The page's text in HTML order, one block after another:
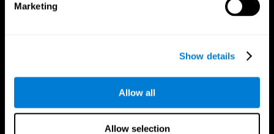
Marketing
Show details
Allow all
Allow selection